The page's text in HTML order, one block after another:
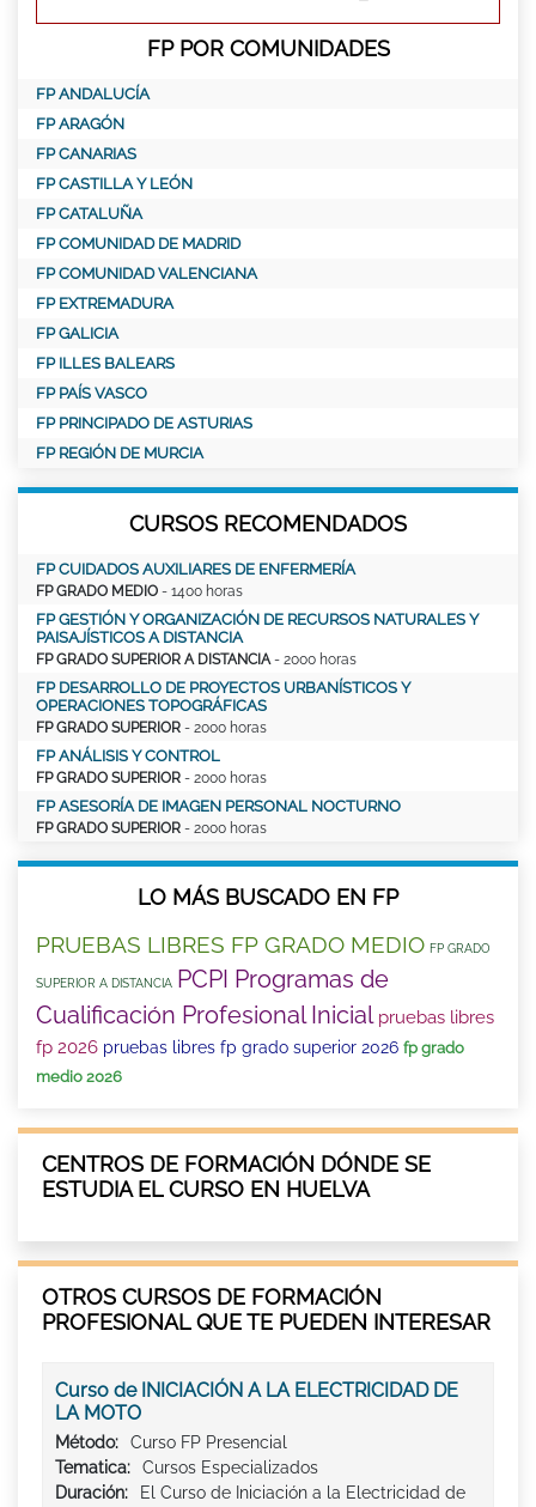
FP POR COMUNIDADES
FP ANDALUCÍA
FP ARAGÓN
FP CANARIAS
FP CASTILLA Y LEÓN
FP CATALUÑA
FP COMUNIDAD DE MADRID
FP COMUNIDAD VALENCIANA
FP EXTREMADURA
FP GALICIA
FP ILLES BALEARS
FP PAÍS VASCO
FP PRINCIPADO DE ASTURIAS
FP REGIÓN DE MURCIA
CURSOS RECOMENDADOS
FP CUIDADOS AUXILIARES DE ENFERMERÍA
FP GRADO MEDIO - 1400 horas
FP GESTIÓN Y ORGANIZACIÓN DE RECURSOS NATURALES Y
PAISAJÍSTICOS A DISTANCIA
FP GRADO SUPERIOR A DISTANCIA - 2000 horas
FP DESARROLLO DE PROYECTOS URBANÍSTICOS Y
OPERACIONES TOPOGRÁFICAS
FP GRADO SUPERIOR - 2000 horas
FP ANÁLISIS Y CONTROL
FP GRADO SUPERIOR - 2000 horas
FP ASESORÍA DE IMAGEN PERSONAL NOCTURNO
FP GRADO SUPERIOR - 2000 horas
LO MÁS BUSCADO EN FP
PRUEBAS LIBRES FP GRADO MEDIO FP GRADO
SUPERIOR A DISTANCIA PCPI Programas de
Cualificación Profesional Inicial pruebas libres
fp 2026 pruebas libres fp grado superior 2026 fp grado
medio 2026
CENTROS DE FORMACIÓN DÓNDE SE
ESTUDIA EL CURSO EN HUELVA
OTROS CURSOS DE FORMACIÓN
PROFESIONAL QUE TE PUEDEN INTERESAR
Curso de INICIACIÓN A LA ELECTRICIDAD DE
LA MOTO
Método:
Curso FP Presencial
Tematica:
Cursos Especializados
Duración:
El Curso de Iniciación a la Electricidad de